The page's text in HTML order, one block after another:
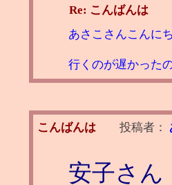
Re: こんばんは
あさこさんこんに
行くのが遅かった
こんばんは 投稿者：
安子さ